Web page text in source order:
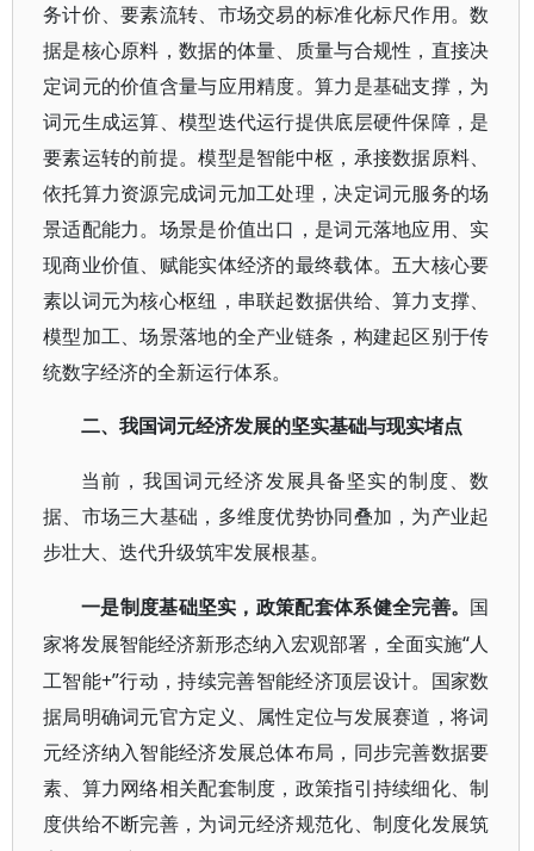
务计价、要素流转、市场交易的标准化标尺作用。数
据是核心原料，数据的体量、质量与合规性，直接决
定词元的价值含量与应用精度。算力是基础支撑，为
词元生成运算、模型迭代运行提供底层硬件保障，是
要素运转的前提。模型是智能中枢，承接数据原料、
依托算力资源完成词元加工处理，决定词元服务的场
景适配能力。场景是价值出口，是词元落地应用、实
现商业价值、赋能实体经济的最终载体。五大核心要
素以词元为核心枢纽，串联起数据供给、算力支撑、
模型加工、场景落地的全产业链条，构建起区别于传
统数字经济的全新运行体系。
二、我国词元经济发展的坚实基础与现实堵点
当前，我国词元经济发展具备坚实的制度、数
据、市场三大基础，多维度优势协同叠加，为产业起
步壮大、迭代升级筑牢发展根基。
一是制度基础坚实，政策配套体系健全完善。
国
家将发展智能经济新形态纳入宏观部署，全面实施“人
工智能+”行动，持续完善智能经济顶层设计。国家数
据局明确词元官方定义、属性定位与发展赛道，将词
元经济纳入智能经济发展总体布局，同步完善数据要
素、算力网络相关配套制度，政策指引持续细化、制
度供给不断完善，为词元经济规范化、制度化发展筑